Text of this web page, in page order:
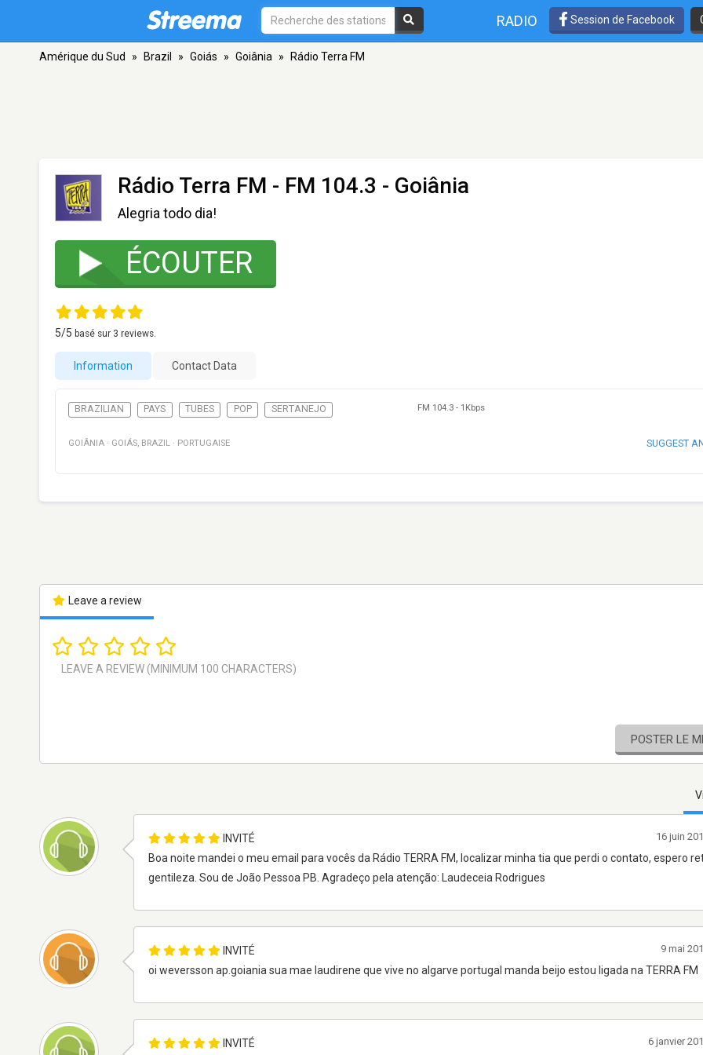
RADIO Session de Facebook
Amérique du Sud » Brazil » Goiás » Goiânia » Rádio Terra FM
Rádio Terra FM - FM 104.3 - Goiânia
Alegria todo dia!
ÉCOUTER
5/5 basé sur 3 reviews.
Information Contact Data
BRAZILIAN PAYS TUBES POP SERTANEJO FM 104.3 - 1Kbps
GOIÂNIA · GOIÁS, BRAZIL · PORTUGAISE SUGGEST
Leave a review
POSTER LE
INVITÉ
Boa noite mandei o meu email para vocês da Rádio TERRA FM, localizar minha tia que perdi o contato, espero
gentileza. Sou de João Pessoa PB. Agradeço pela atenção: Laudeceia Rodrigues
16 juin
INVITÉ
oi weversson ap.goiania sua mae laudirene que vive no algarve portugal manda beijo estou ligada na TERRA FM
9 mai
INVITÉ 6 janvier